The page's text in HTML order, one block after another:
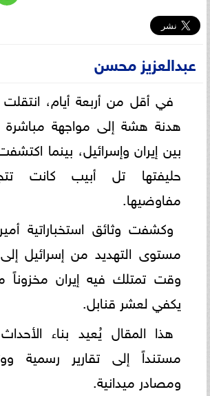
عبدالعزيز محسن
في أقل من أربعة أيام،
هدنة هشة إلى مواجهة
بين إيران وإسرائيل، بينما
حليفتها تل أبيب كانت
مفاوضيها.
وكشفت وثائق استخباراتية
مستوى التهديد من إسرائيل
وقت تمتلك فيه إيران مخزوناً
يكفي لعشر قنابل.
هذا المقال يُعيد بناء
مستنداً إلى تقارير رسمية
ومصادر ميدانية.